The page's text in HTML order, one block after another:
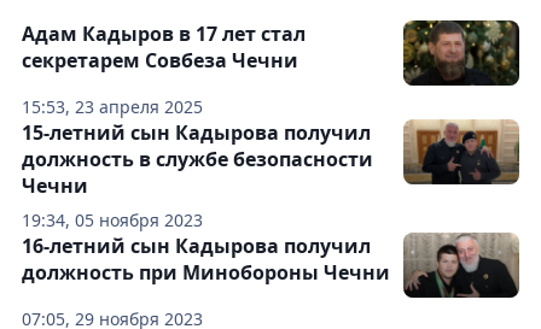
15:53, 23 апреля 2025
Адам Кадыров в 17 лет стал
секретарем Совбеза Чечни
19:34, 05 ноября 2023
15-летний сын Кадырова получил
должность в службе безопасности
Чечни
07:05, 29 ноября 2023
16-летний сын Кадырова получил
должность при Минобороны Чечни